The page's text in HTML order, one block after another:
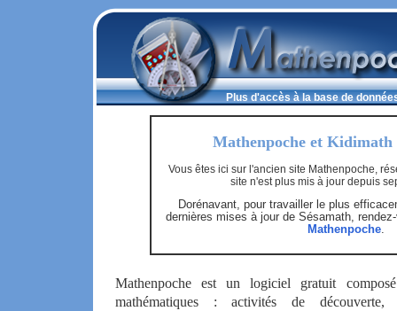
Plus d'accès à la base de
Mathenpoche et
Vous êtes ici sur l'ancien site Mathenpoche,
site n'est plus mis à jour depuis
Dorénavant, pour travailler le plus
dernières mises à jour de Sésamath,
Mathenpoche.
Mathenpoche est un logiciel gratuit
mathématiques : activités de découverte,